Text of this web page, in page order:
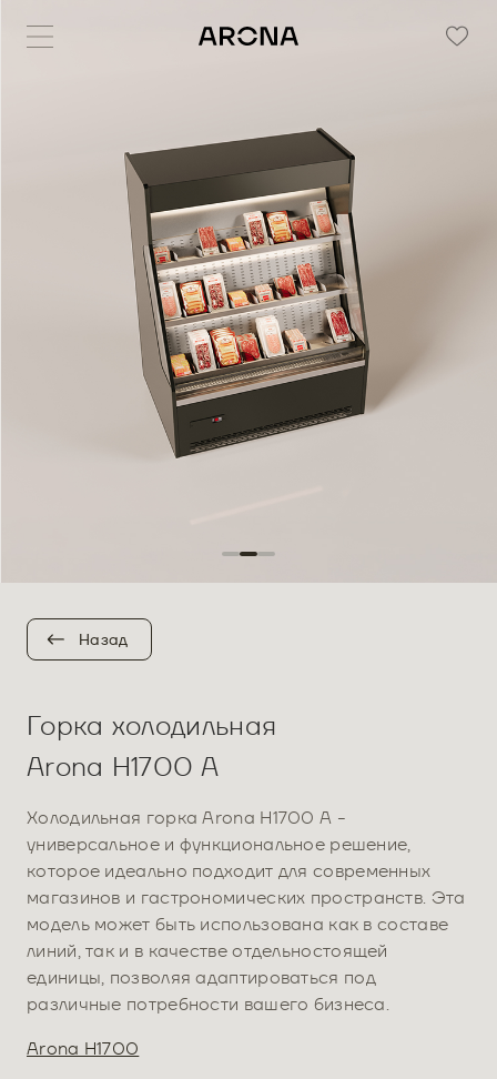
Назад
Горка холодильная
Arona H1700 A
Холодильная горка Arona H1700 А -
универсальное и функциональное решение,
которое идеально подходит для современных
магазинов и гастрономических пространств. Эта
модель может быть использована как в составе
линий, так и в качестве отдельностоящей
единицы, позволяя адаптироваться под
различные потребности вашего бизнеса.
Arona H1700